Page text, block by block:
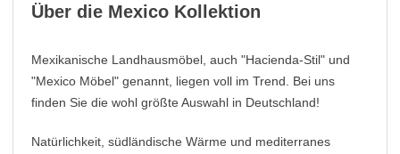
Über die Mexico Kollektion
Mexikanische Landhausmöbel, auch "Hacienda-Stil" und
"Mexico Möbel" genannt, liegen voll im Trend. Bei uns
finden Sie die wohl größte Auswahl in Deutschland!
Natürlichkeit, südländische Wärme und mediterranes